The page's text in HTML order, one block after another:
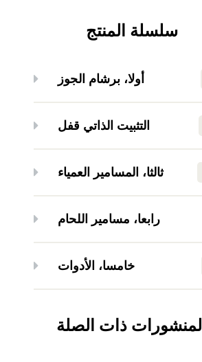
سلسلة المنتج
أولا، برشام الجوز
التثبيت الذاتي قفل
ثالثا، المسامير العمياء
رابعا، مسامير اللحام
خامسا، الأدوات
المنشورات ذات الصلة